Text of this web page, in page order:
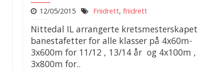
12/05/2015 Friidrett, friidrett
Nittedal IL arrangerte kretsmesterskapet
banestafetter for alle klasser på 4x60m-
3x600m for 11/12 , 13/14 år og 4x100m ,
3x800m for..